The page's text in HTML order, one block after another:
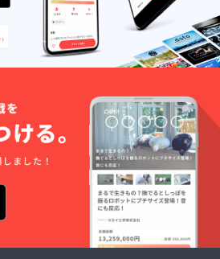
とパッ
ケージ
等のデ
ザイン
が異な
る場合
ますの
で、あ
らかじ
めご了
承くだ
さ
い。」
に貼付
された
ラベル
や注意
書きを
ご確認
い。」
「原材
料及び
添加物
等の食
品表示
はお届
け商品
のラベ
記され
ます。
商品開
料及び
添加物
等の食
品表示
はお届
け商品
ルに表
記され
ます。
商品開
封前に
は必ず
お届け
のリ
ターン
された
ラベル
や注意
事屋
みっ
ちゃん
ミニ三
浦大
ぶ３
人参
４
キャベ
ツ１
里芋８
（中サ
イ
ズ）
白菜１
ブロッ
コリー
どより
お買い
得 マ
グロ３
パッ
け１
パッ
ク マ
グロの
頬肉
（唐揚
げ用）
１パッ
ク 佐島
タコ３
００ｇ
～４５